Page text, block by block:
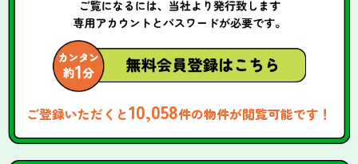
ご登録いただくと10,058件の物件が閲覧可能です！